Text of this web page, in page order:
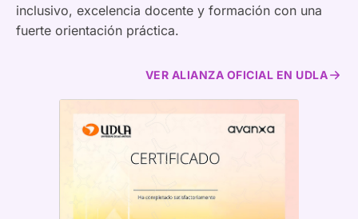
inclusivo, excelencia docente y formación con una
fuerte orientación práctica.
VER ALIANZA OFICIAL EN UDLA